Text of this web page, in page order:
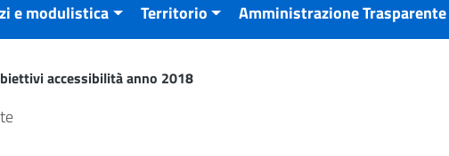
e modulistica Territorio Amministrazione Trasparente
accessibilità anno 2018